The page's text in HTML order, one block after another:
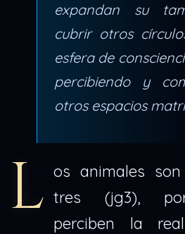
expandan su
cubrir otros
esfera de
percibiendo y
otros espacios
L os animales
tres (jg3), por
perciben la